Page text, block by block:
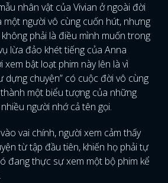
nhân vật của Vivian ở ngoài đời
một người vô cùng cuốn hút, nhưng
phải là điều mình muốn trong
lừa đảo khét tiếng của Anna
xem bật loạt phim này lên là vì
dựng chuyện” có cuộc đời vô cùng
một biểu tượng của những
người nhớ cả tên gọi.
vai chính, người xem cảm thấy
từ tập đầu tiên, khiến họ phải tự
đang thực sự xem một bộ phim kể